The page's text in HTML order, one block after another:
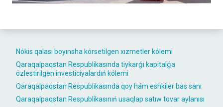
Nókis qalası boyınsha kórsetilgen xızmetler kólemi
Qaraqalpaqstan Respublikasında tiykarǵı kapitalǵa
ózlestirilgen investiciyalardıń kólemi
Qaraqalpaqstan Respublikasında qoy hám eshkiler bas sanı
Qaraqalpaqstan Respublikasınıń usaqlap satıw tovar aylanısı